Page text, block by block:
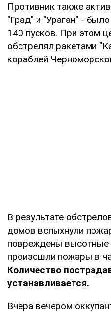
Противник также
"Град" и "Ураган" -
140 пусков. При этом
обстрелял ракетами
кораблей
В результате
домов вспыхнули
повреждены
произошли пожары в
Количество
устанавливается.
Вчера вечером